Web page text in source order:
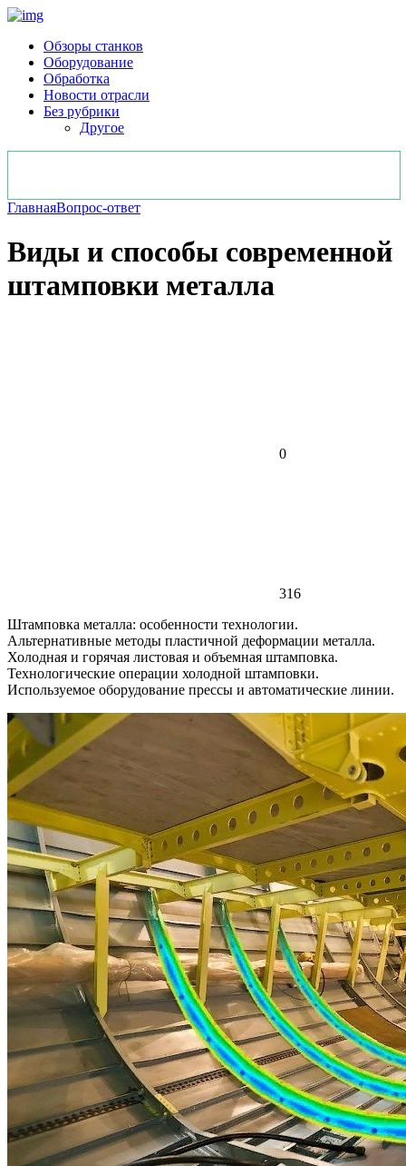
Обзоры станков
Оборудование
Обработка
Новости отрасли
Без рубрики
Другое
ГлавнаяВопрос-ответ
Виды и способы современной
штамповки металла
0
316
Штамповка металла: особенности технологии.
Альтернативные методы пластичной деформации металла.
Холодная и горячая листовая и объемная штамповка.
Технологические операции холодной штамповки.
Используемое оборудование прессы и автоматические линии.